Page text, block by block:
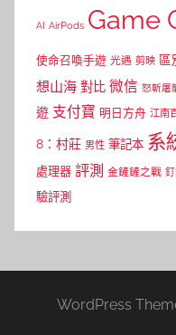
AI AirPods Game
使命召喚手遊 光遇 剪映 區
想山海 對比 微信 怒斬屠
遊 支付寶 明日方舟 江南
8：村莊 男性 筆記本 系
處理器 評測 金鏟鏟之戰 釘
驗評測
WordPress